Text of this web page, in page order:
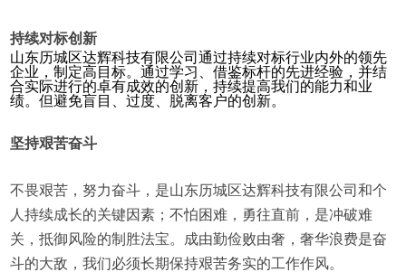
持续对标创新
山东历城区达辉科技有限公司通过持续对标行业内外的领先
企业，制定高目标。通过学习、借鉴标杆的先进经验，并结
合实际进行的卓有成效的创新，持续提高我们的能力和业
绩。但避免盲目、过度、脱离客户的创新。
坚持艰苦奋斗
不畏艰苦，努力奋斗，是山东历城区达辉科技有限公司和个
人持续成长的关键因素；不怕困难，勇往直前，是冲破难
关，抵御风险的制胜法宝。成由勤俭败由奢，奢华浪费是奋
斗的大敌，我们必须长期保持艰苦务实的工作作风。